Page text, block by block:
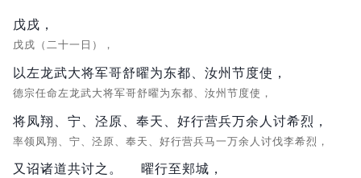
戊戌，
戊戌（二十一日），
以左龙武大将军哥舒曜为东都、汝州节度使，
德宗任命左龙武大将军哥舒曜为东都、汝州节度使，
将凤翔、宁、泾原、奉天、好行营兵万余人讨希烈，
率领凤翔、宁、泾原、奉天、好行营兵马一万余人讨伐李希烈，
又诏诸道共讨之。 曜行至郏城，